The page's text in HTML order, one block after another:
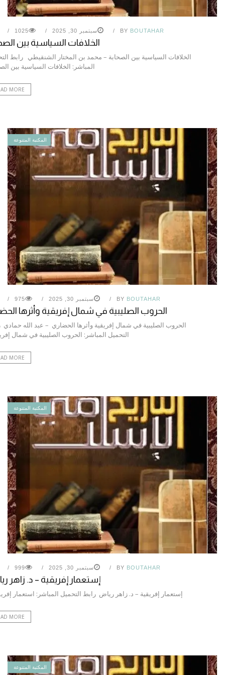
BY BOUTAHAR سبتمبر 30, 2025 1025
الخلافات السياسية بين
الخلافات السياسية بين الصحابة – محمد بن المختار الشنقيطي رابط
المباشر: الخلافات السياسية بين
MORE
المكتبة المتنوعة
BY BOUTAHAR سبتمبر 30, 2025 975
الحروب الصليبية في شمال إفريقية وأثرها
الحروب الصليبية في شمال إفريقية وأثرها الحضاري – عبد الله حمادي
التحميل المباشر: الحروب الصليبية في شمال
MORE
المكتبة المتنوعة
BY BOUTAHAR سبتمبر 30, 2025 999
إستعمار إفريقية – د. زاهر
إستعمار إفريقية – د. زاهر رياض رابط التحميل المباشر: استعمار
MORE
المكتبة المتنوعة